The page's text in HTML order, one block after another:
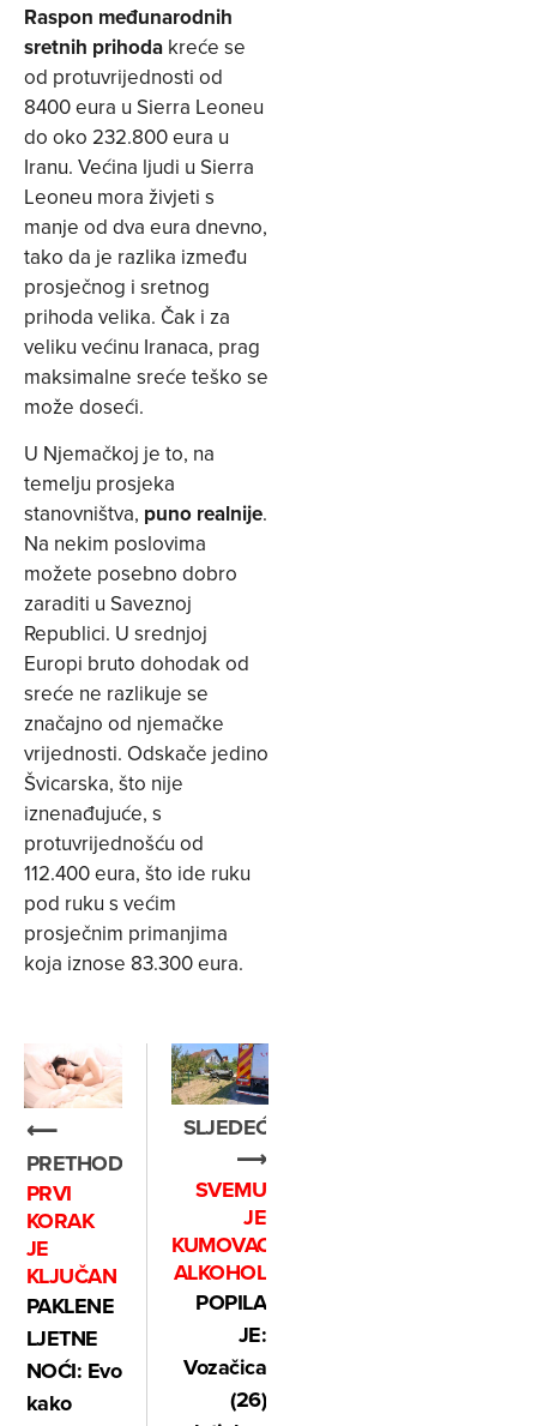
Raspon međunarodnih
sretnih prihoda kreće se
od protuvrijednosti od
8400 eura u Sierra Leoneu
do oko 232.800 eura u
Iranu. Većina ljudi u Sierra
Leoneu mora živjeti s
manje od dva eura dnevno,
tako da je razlika između
prosječnog i sretnog
prihoda velika. Čak i za
veliku većinu Iranaca, prag
maksimalne sreće teško se
može doseći.
U Njemačkoj je to, na
temelju prosjeka
stanovništva, puno realnije.
Na nekim poslovima
možete posebno dobro
zaraditi u Saveznoj
Republici. U srednjoj
Europi bruto dohodak od
sreće ne razlikuje se
značajno od njemačke
vrijednosti. Odskače jedino
Švicarska, što nije
iznenađujuće, s
protuvrijednošću od
112.400 eura, što ide ruku
pod ruku s većim
prosječnim primanjima
koja iznose 83.300 eura.
⟵
PRETHODNO
PRVI
KORAK
JE
KLJUČAN
PAKLENE
LJETNE
NOĆI: Evo
kako
SLJEDEĆE
⟶
SVEMU
JE
KUMOVAO
ALKOHOL
POPILA
JE:
Vozačica
(26)